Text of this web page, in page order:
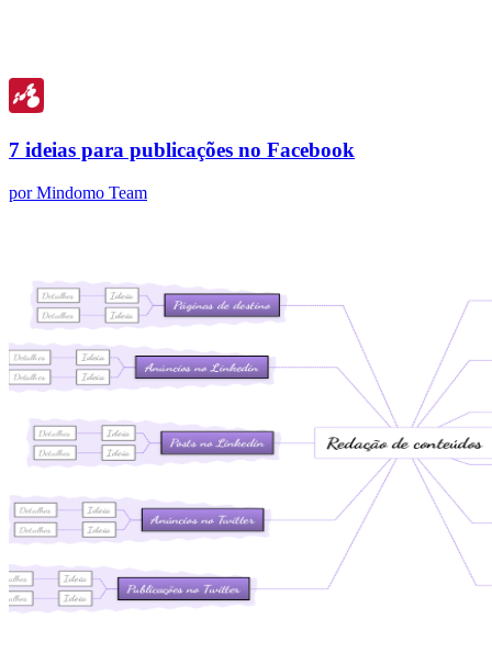
7 ideias para publicações no Facebook
por Mindomo Team